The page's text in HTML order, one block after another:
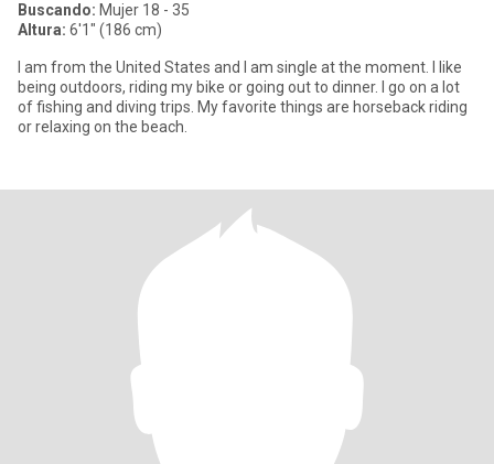
Buscando: Mujer 18 - 35
Altura: 6'1" (186 cm)
I am from the United States and I am single at the moment. I like
being outdoors, riding my bike or going out to dinner. I go on a lot
of fishing and diving trips. My favorite things are horseback riding
or relaxing on the beach.